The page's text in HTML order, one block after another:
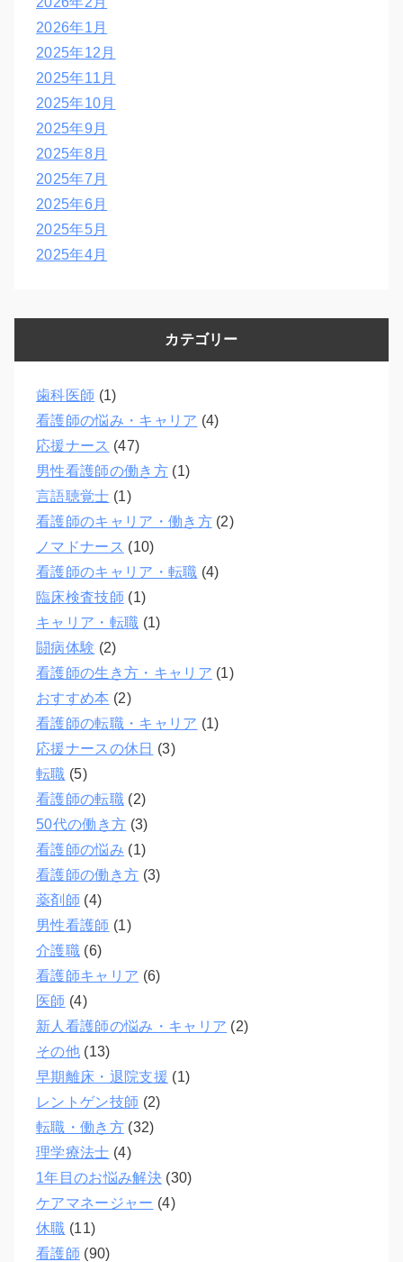
2026年1月
2025年12月
2025年11月
2025年10月
2025年9月
2025年8月
2025年7月
2025年6月
2025年5月
2025年4月
カテゴリー
歯科医師 (1)
看護師の悩み・キャリア (4)
応援ナース (47)
男性看護師の働き方(1)
言語聴覚士 (1)
看護師のキャリア・働き方(2)
ノマドナース (10)
看護師のキャリア・転職 (4)
臨床検査技師 (1)
キャリア・転職 (1)
闘病体験 (2)
看護師の生き方・キャリア (1)
おすすめ本 (2)
看護師の転職・キャリア (1)
応援ナースの休日 (3)
転職 (5)
看護師の転職(2)
50代の働き方 (3)
看護師の悩み (1)
看護師の働き方 (3)
薬剤師 (4)
男性看護師 (1)
介護職(6)
看護師キャリア (6)
医師 (4)
新人看護師の悩み・キャリア (2)
その他(13)
早期離床・退院支援 (1)
レントゲン技師 (2)
転職・働き方(32)
理学療法士 (4)
1年目のお悩み解決(30)
ケアマネージャー (4)
休職 (11)
看護師 (90)